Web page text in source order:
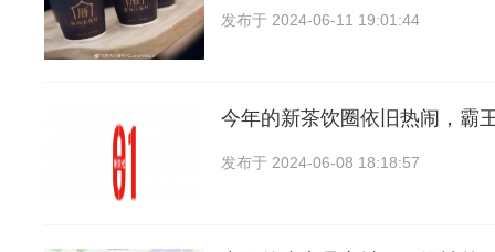
发布于 2024-06-11 19:01:44
今年的新茶饮圈依旧热闹，霸
发布于 2024-06-08 18:18:57